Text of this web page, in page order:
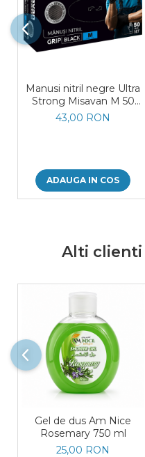
Manusi nitril negre Ultra
Strong Misavan M 50
buc
43,00 RON
ADAUGA IN COS
Alti
Gel de dus Am Nice
Rosemary 750 ml
25,00 RON